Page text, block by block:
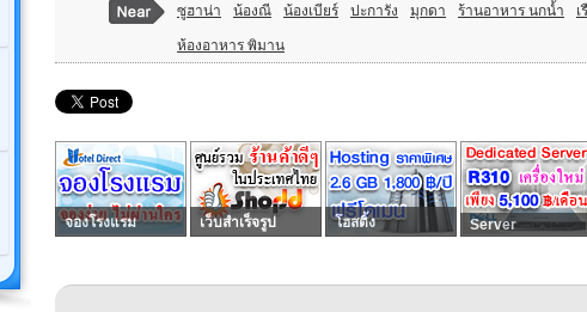
ซูฮาน่า น้องณี น้องเบียร์ ปะการัง มุกดา ร้านอาหาร นกน้ำ
ห้องอาหาร พิมาน
จองโรงแรม เว็บสำเร็จรูป โฮสติ้ง Server